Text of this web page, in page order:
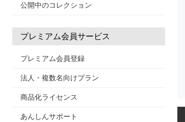
公開中のコレクション
プレミアム会員サービス
プレミアム会員登録
法人・複数名向けプラン
商品化ライセンス
あんしんサポート